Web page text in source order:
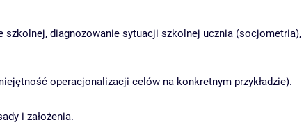
szkolnej, diagnozowanie sytuacji szkolnej ucznia (socjometria),
operacjonalizacji celów na konkretnym przykładzie).
i założenia.